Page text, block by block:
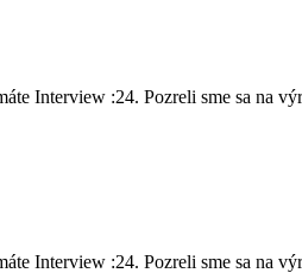
Interview :24. Pozreli sme sa na
Interview :24. Pozreli sme sa na